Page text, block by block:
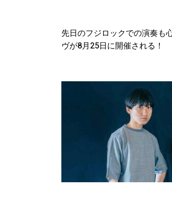
先日のフジロックでの演奏も
ヴが8月25日に開催される！